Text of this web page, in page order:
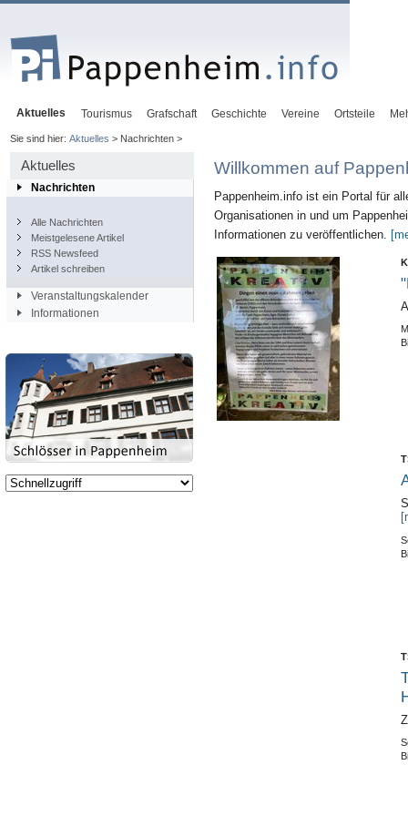
Aktuelles Tourismus Grafschaft Geschichte Vereine Ortsteile
Sie sind hier: Aktuelles > Nachrichten >
Aktuelles
Nachrichten
Alle Nachrichten
Meistgelesene Artikel
RSS Newsfeed
Artikel schreiben
Veranstaltungskalender
Informationen
Willkommen auf
Pappenheim.info ist ein Portal für
Organisationen in und um
Informationen zu veröffentlichen.